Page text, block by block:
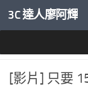
內文下方
3C 達人廖阿輝
[影片] 只要